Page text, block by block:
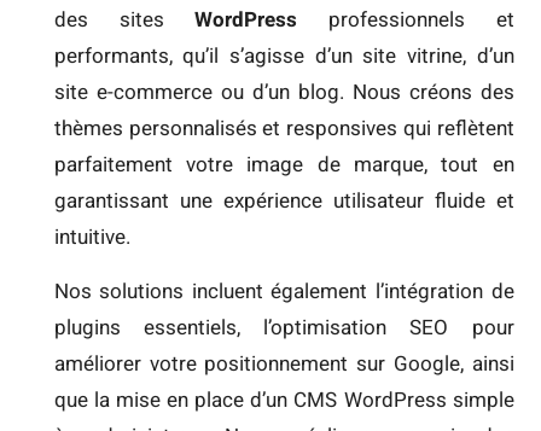
des sitesWordPress professionnels et
performants, qu’il s’agisse d’un site vitrine, d’un
site e-commerce ou d’un blog. Nous créons des
thèmes personnalisés et responsives qui reflètent
parfaitement votre image de marque, tout en
garantissant une expérience utilisateur fluide et
intuitive.
Nos solutions incluent également l’intégration de
plugins essentiels, l’optimisation SEO pour
améliorer votre positionnement sur Google, ainsi
que la mise en place d’un CMS WordPress simple